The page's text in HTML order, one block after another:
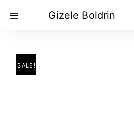
Gizele Boldrin
SALE!